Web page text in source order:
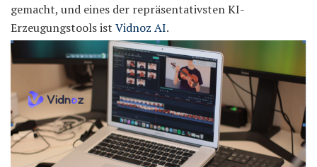
gemacht, und eines der repräsentativsten KI-
Erzeugungstools ist Vidnoz AI.